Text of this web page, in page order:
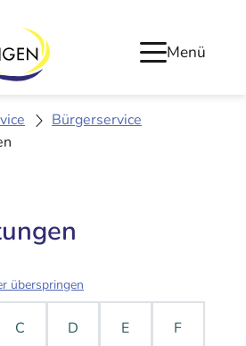
Menü
Bürgerservice
überspringen
C D E F